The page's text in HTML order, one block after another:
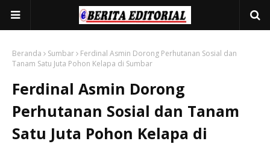
Beranda Sumbar
Ferdinal Asmin Dorong Perhutanan Sosial dan
Tanam Satu Juta Pohon Kelapa di Sumbar
Ferdinal Asmin Dorong
Perhutanan Sosial dan Tanam
Satu Juta Pohon Kelapa di